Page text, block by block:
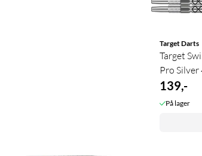
Target Darts
Target
Pro Silver
139,-
På lager